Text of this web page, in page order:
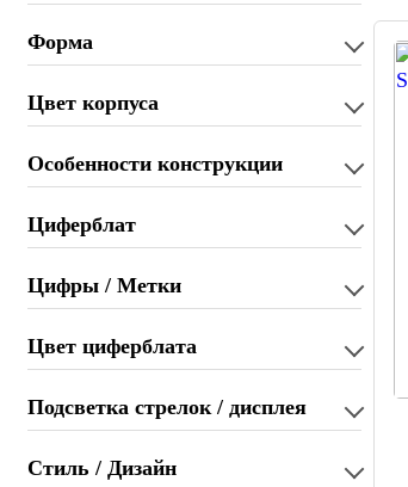
Форма
Цвет корпуса
Особенности конструкции
Циферблат
Цифры / Метки
Цвет циферблата
Подсветка стрелок / дисплея
Стиль / Дизайн